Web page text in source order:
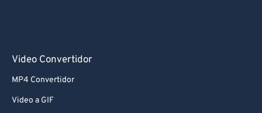
Video Convertidor
MP4 Convertidor
Video a GIF